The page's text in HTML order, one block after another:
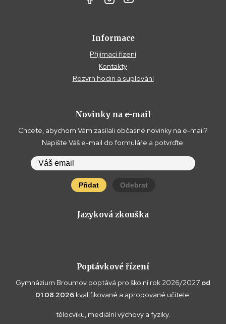
Informace
Přijímací řízení
Kontakty
Rozvrh hodin a suplování
Novinky na e-mail
Chcete, abychom Vám zasílali občasné novinky na e-mail?
Napište Váš e-mail do formuláře a potvrďte.
Přidat Odebrat
Jazyková zkouška
Poptávkové řízení
Gymnázium Broumov poptává pro školní rok 2026/2027 od
01.08.2026 kvalifikované a aprobované učitele:
tělocviku, mediální výchovy a fyziky.